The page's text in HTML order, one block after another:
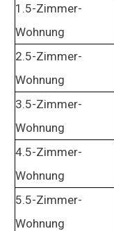
1.5-Zimmer-
Wohnung
2.5-Zimmer-
Wohnung
3.5-Zimmer-
Wohnung
4.5-Zimmer-
Wohnung
5.5-Zimmer-
Wohnung